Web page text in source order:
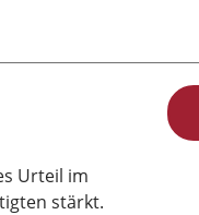
Urteil im
stärkt.